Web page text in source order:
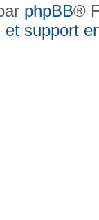
phpBB®
et support